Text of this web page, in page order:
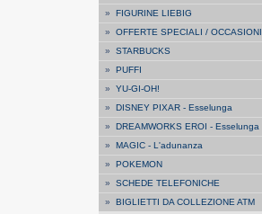
» FIGURINE LIEBIG
» OFFERTE SPECIALI / OCCASIONI
» STARBUCKS
» PUFFI
» YU-GI-OH!
» DISNEY PIXAR - Esselunga
» DREAMWORKS EROI - Esselunga
» MAGIC - L'adunanza
» POKEMON
» SCHEDE TELEFONICHE
» BIGLIETTI DA COLLEZIONE ATM